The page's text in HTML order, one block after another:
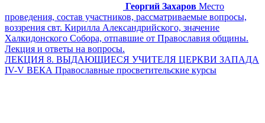
Георгий Захаров Место
проведения, состав участников, рассматриваемые вопросы,
воззрения свт. Кирилла Александрийского, значение
Халкидонского Собора, отпавшие от Православия общины.
Лекция и ответы на вопросы.
ЛЕКЦИЯ 8. ВЫДАЮЩИЕСЯ УЧИТЕЛЯ ЦЕРКВИ ЗАПАДА
IV-V ВЕКА Православные просветительские курсы